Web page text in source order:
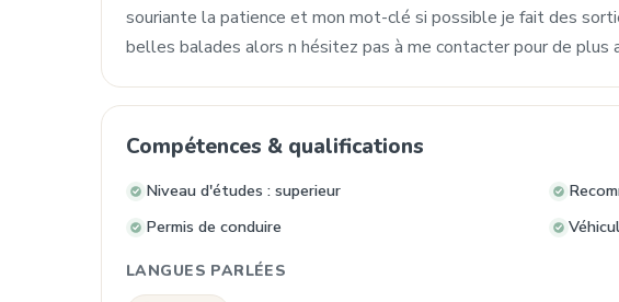
souriante la patience et mon mot-clé si possible je fait des
belles balades alors n hésitez pas à me contacter pour de plus
Compétences & qualifications
Niveau d'études : superieur
Permis de conduire
LANGUES PARLÉES